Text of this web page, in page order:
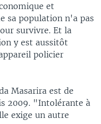
et
sa population n'a pas
survivre. Et la
y est aussitôt
policier
Masarira est de
2009. "Intolérante à
exige un autre